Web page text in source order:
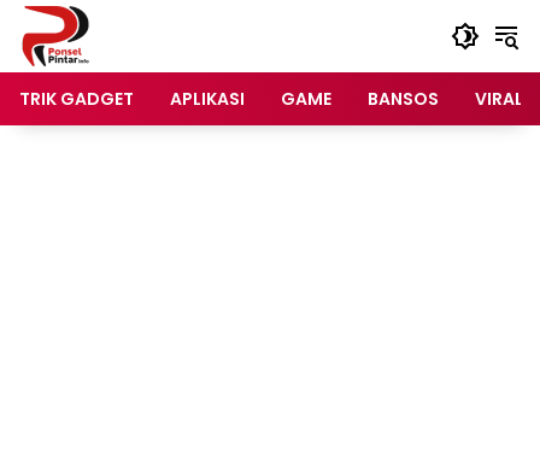
Langsung
konten
TRIK GADGET
APLIKASI GAME BANSOS VIRAL